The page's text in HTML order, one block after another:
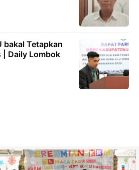
bakal Tetapkan
| Daily Lombok